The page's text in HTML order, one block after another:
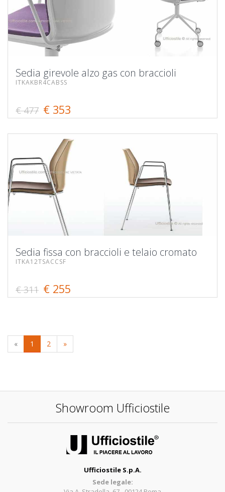
Sedia girevole alzo gas con braccioli
ITKAKBR4CABSS
€ 477 € 353
Sedia fissa con braccioli e telaio cromato
ITKA12TSACCSF
€ 311 € 255
« 1 2 »
Showroom Ufficiostile
Ufficiostile S.p.A.
Sede legale: